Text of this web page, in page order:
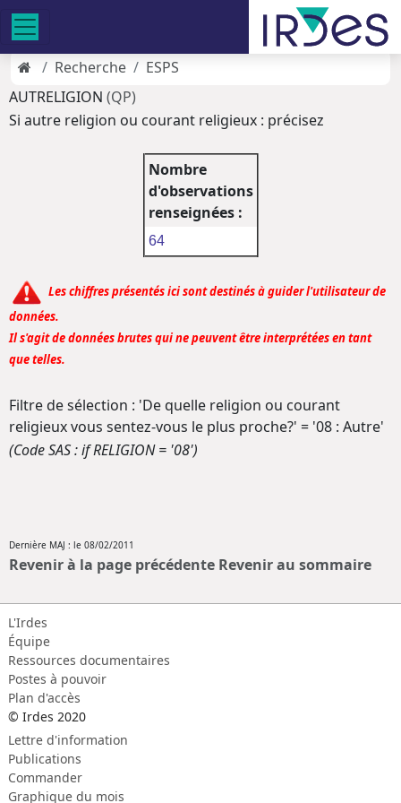
Recherche
ESPS
AUTRELIGION (QP)
Si autre religion ou courant religieux : précisez
Nombre
d'observations
renseignées :
64
Les chiffres présentés ici sont destinés à guider l'utilisateur de
données.
Il s'agit de données brutes qui ne peuvent être interprétées en tant
que telles.
Filtre de sélection : 'De quelle religion ou courant
religieux vous sentez-vous le plus proche?' = '08 : Autre'
(Code SAS : if RELIGION = '08')
Dernière MAJ : le 08/02/2011
Revenir à la page précédente Revenir au sommaire
L'Irdes
Équipe
Ressources documentaires
Postes à pouvoir
Plan d'accès
© Irdes 2020
Lettre d'information
Publications
Commander
Graphique du mois